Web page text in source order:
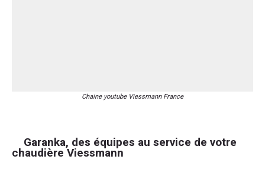
Chaine youtube Viessmann France
Garanka, des équipes au service de votre
chaudière Viessmann